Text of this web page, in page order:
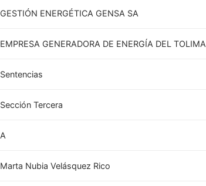
GESTIÓN ENERGÉTICA GENSA SA
EMPRESA GENERADORA DE ENERGÍA DEL TOLIMA
Sentencias
Sección Tercera
A
Marta Nubia Velásquez Rico